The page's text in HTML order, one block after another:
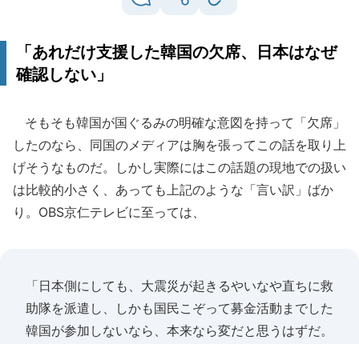
「あれだけ支援した韓国の欠席、日本はなぜ
確認しない」
そもそも韓国が国ぐるみの明確な意図を持って「欠席」
したのなら、同国のメディアは胸を張ってこの話を取り上
げそうなものだ。しかし実際にはこの話題の現地での扱い
は比較的小さく、あっても上記のような「言い訳」ばか
り。OBS京仁テレビに至っては、
「日本側にしても、大震災が起きるやいなや直ちに救
助隊を派遣し、しかも国民こぞって募金活動までした
韓国が参加しないなら、本来なら変だと思うはずだ。